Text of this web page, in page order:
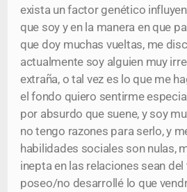
exista un factor genético
que soy y en la manera en que
que doy muchas vueltas, me
actualmente soy alguien muy
extraña, o tal vez es lo que me
el fondo quiero sentirme
por absurdo que suene, y soy
no tengo razones para serlo, y
habilidades sociales son nulas,
inepta en las relaciones sean
poseo/no desarrollé lo que